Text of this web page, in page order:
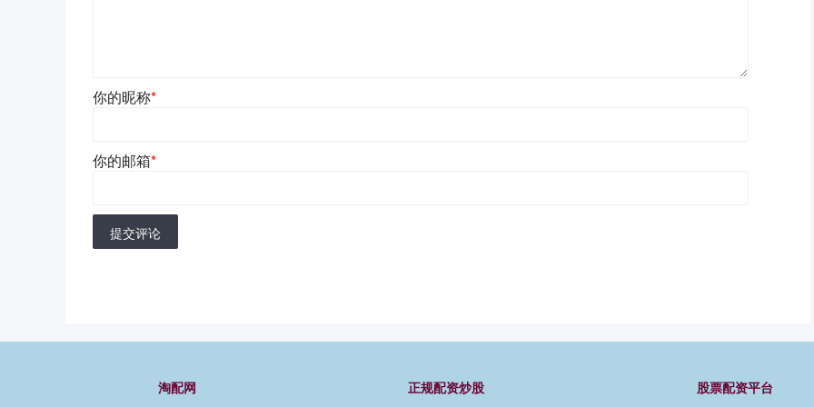
你的昵称*
你的邮箱*
提交评论
淘配网 正规配资炒股 股票配资平台